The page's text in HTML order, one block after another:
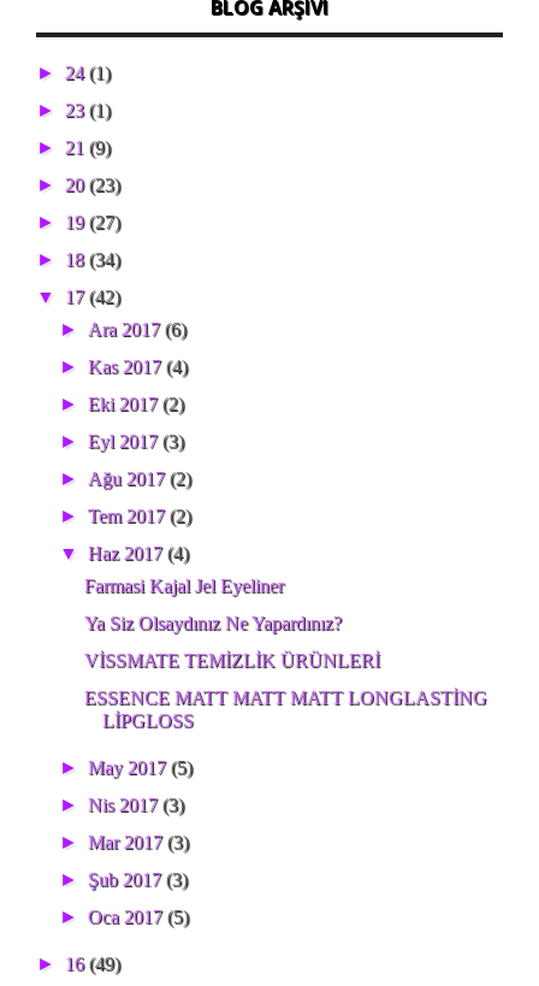
BLOG ARŞIVI
► 24(1)
► 23(1)
► 21 (9)
► 20(23)
► 19(27)
► 18(34)
▼ 17(42)
► Ara 2017(6)
►Kas 2017(4)
►Eki 2017(2)
►Eyl 2017(3)
► Ağu 2017(2)
►Tem 2017(2)
▼Haz 2017(4)
Farmasi Kajal Jel Eyeliner
Ya Siz Olsaydınız Ne Yapardınız?
VİSSMATE TEMİZLİK ÜRÜNLERİ
ESSENCE MATT MATT MATT LONGLASTİNG
LİPGLOSS
►May 2017(5)
►Nis 2017(3)
►Mar 2017(3)
► Şub 2017(3)
►Oca 2017(5)
► 16(49)